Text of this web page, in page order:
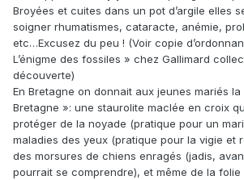
Broyées et cuites dans un pot d’argile elles
soigner rhumatismes, cataracte, anémie,
etc…Excusez du peu ! (Voir copie
L’énigme des fossiles » chez Gallimard
découverte)
En Bretagne on donnait aux jeunes mariés
Bretagne »: une staurolite maclée en croix
protéger de la noyade (pratique pour un
maladies des yeux (pratique pour la vigie et
des morsures de chiens enragés (jadis,
pourrait se comprendre), et même de la